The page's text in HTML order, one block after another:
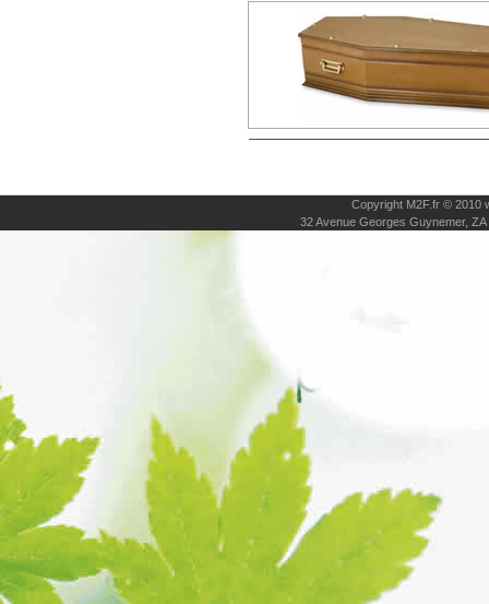
Copyright M2F.fr © 2010
32 Avenue Georges Guynemer,